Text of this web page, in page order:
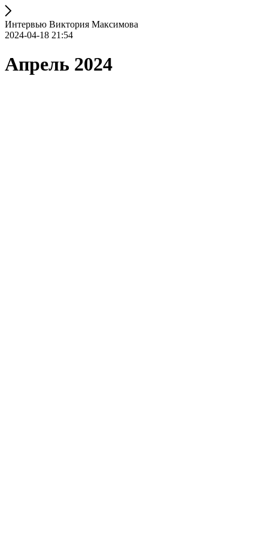
Интервью Виктория Максимова
2024-04-18 21:54
Апрель 2024